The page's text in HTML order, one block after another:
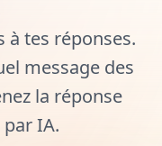
à tes réponses.
message des
la réponse
IA.